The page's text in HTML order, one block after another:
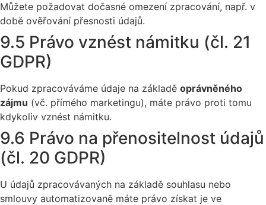
Můžete požadovat dočasné omezení zpracování, např. v
době ověřování přesnosti údajů.
9.5 Právo vznést námitku (čl. 21
GDPR)
Pokud zpracováváme údaje na základě oprávněného
zájmu (vč. přímého marketingu), máte právo proti tomu
kdykoliv vznést námitku.
9.6 Právo na přenositelnost údajů
(čl. 20 GDPR)
U údajů zpracovávaných na základě souhlasu nebo
smlouvy automatizovaně máte právo získat je ve